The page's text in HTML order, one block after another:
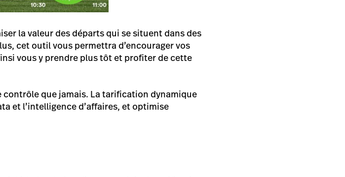
la valeur des départs qui se situent dans des
cet outil vous permettra d’encourager vos
vous y prendre plus tôt et profiter de cette
contrôle que jamais. La tarification dynamique
et l’intelligence d’affaires, et optimise